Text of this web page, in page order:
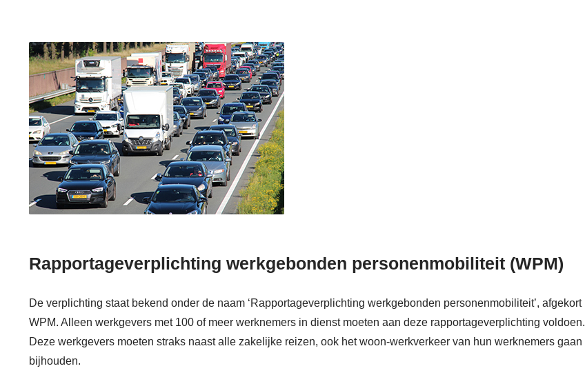
Rapportageverplichting werkgebonden personenmobiliteit (WPM)
De verplichting staat bekend onder de naam ‘Rapportageverplichting werkgebonden personenmobiliteit’, afgekort
WPM. Alleen werkgevers met 100 of meer werknemers in dienst moeten aan deze rapportageverplichting voldoen.
Deze werkgevers moeten straks naast alle zakelijke reizen, ook het woon-werkverkeer van hun werknemers gaan
bijhouden.